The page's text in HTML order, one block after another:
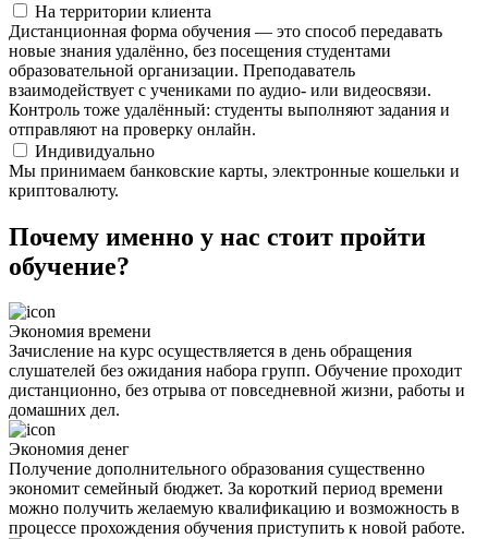
На территории клиента
Дистанционная форма обучения — это способ передавать
новые знания удалённо, без посещения студентами
образовательной организации. Преподаватель
взаимодействует с учениками по аудио- или видеосвязи.
Контроль тоже удалённый: студенты выполняют задания и
отправляют на проверку онлайн.
Индивидуально
Мы принимаем банковские карты, электронные кошельки и
криптовалюту.
Почему именно у нас стоит пройти
обучение?
Экономия времени
Зачисление на курс осуществляется в день обращения
слушателей без ожидания набора групп. Обучение проходит
дистанционно, без отрыва от повседневной жизни, работы и
домашних дел.
Экономия денег
Получение дополнительного образования существенно
экономит семейный бюджет. За короткий период времени
можно получить желаемую квалификацию и возможность в
процессе прохождения обучения приступить к новой работе.